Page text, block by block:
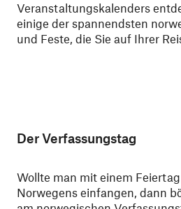
Veranstaltungskalenders
einige der spannendsten
und Feste, die Sie auf Ihrer
Der Verfassungstag
Wollte man mit einem
Norwegens einfangen, dann